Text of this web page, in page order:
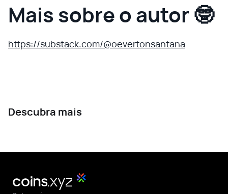
Mais sobre o autor 🤓
https://substack.com/@oevertonsantana
Descubra mais